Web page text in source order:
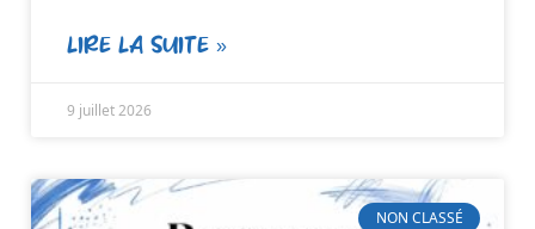
LIRE LA SUITE »
9 juillet 2026
NON CLASSÉ